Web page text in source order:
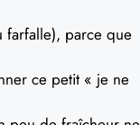
farfalle), parce que
ce petit « je ne